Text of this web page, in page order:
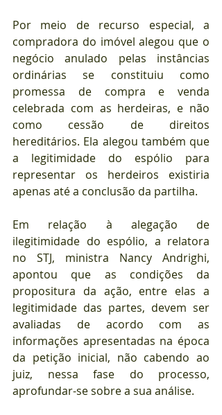
Por meio de recurso especial, a
compradora do imóvel alegou que o
negócio anulado pelas instâncias
ordinárias se constituiu como
promessa de compra e venda
celebrada com as herdeiras, e não
como cessão de direitos
hereditários. Ela alegou também que
a legitimidade do espólio para
representar os herdeiros existiria
apenas até a conclusão da partilha.
Em relação à alegação de
ilegitimidade do espólio, a relatora
no STJ, ministra Nancy Andrighi,
apontou que as condições da
propositura da ação, entre elas a
legitimidade das partes, devem ser
avaliadas de acordo com as
informações apresentadas na época
da petição inicial, não cabendo ao
juiz, nessa fase do processo,
aprofundar-se sobre a sua análise.